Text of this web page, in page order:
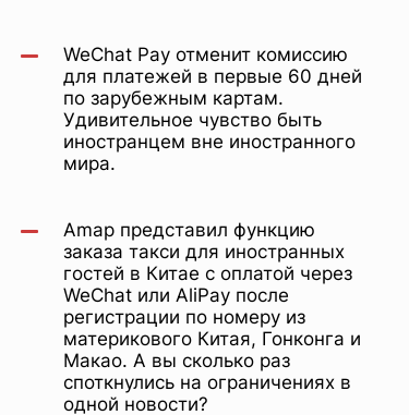
WeChat Pay отменит комиссию
для платежей в первые 60 дней
по зарубежным картам.
Удивительное чувство быть
иностранцем вне иностранного
мира.
Amap представил функцию
заказа такси для иностранных
гостей в Китае с оплатой через
WeChat или AliPay после
регистрации по номеру из
материкового Китая, Гонконга и
Макао. А вы сколько раз
споткнулись на ограничениях в
одной новости?